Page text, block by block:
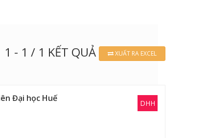
1 - 1 / 1 KẾT QUẢ XUẤT RA EXCEL
DHH
Đại học Huế